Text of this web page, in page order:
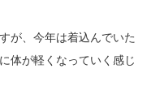
が、今年は着込んでいた
体が軽くなっていく感じ